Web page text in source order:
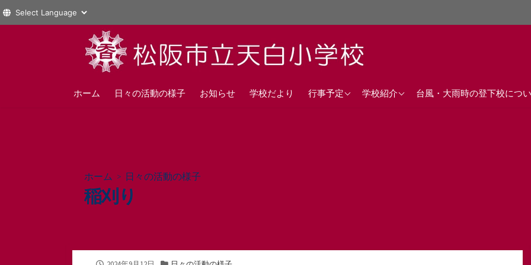
ホーム 日々の活動の様子 お知らせ 学校だより 行事予定
直近の行事予定学校紹介
沿革
台風・大雨時の登下校につ
ホーム > 日々の活動の様子
稲刈り
公
カ